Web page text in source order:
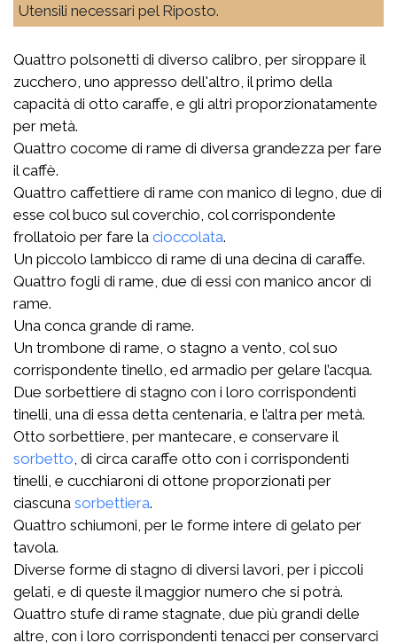
Utensili necessari pel Riposto.
Quattro polsonetti di diverso calibro, per siroppare il
zucchero, uno appresso dell'altro, il primo della
capacità di otto caraffe, e gli altri proporzionatamente
per metà.
Quattro cocome di rame di diversa grandezza per fare
il caffè.
Quattro caffettiere di rame con manico di legno, due di
esse col buco sul coverchio, col corrispondente
frollatoio per fare la cioccolata.
Un piccolo lambicco di rame di una decina di caraffe.
Quattro fogli di rame, due di essi con manico ancor di
rame.
Una conca grande di rame.
Un trombone di rame, o stagno a vento, col suo
corrispondente tinello, ed armadio per gelare l’acqua.
Due sorbettiere di stagno con i loro corrispondenti
tinelli, una di essa detta centenaria, e l’altra per metà.
Otto sorbettiere, per mantecare, e conservare il
sorbetto , di circa caraffe otto con i corrispondenti
tinelli, e cucchiaroni di ottone proporzionati per
ciascuna sorbettiera.
Quattro schiumoni, per le forme intere di gelato per
tavola.
Diverse forme di stagno di diversi lavori, per i piccoli
gelati, e di queste il maggior numero che si potrà.
Quattro stufe di rame stagnate, due più grandi delle
altre, con i loro corrispondenti tenacci per conservarci